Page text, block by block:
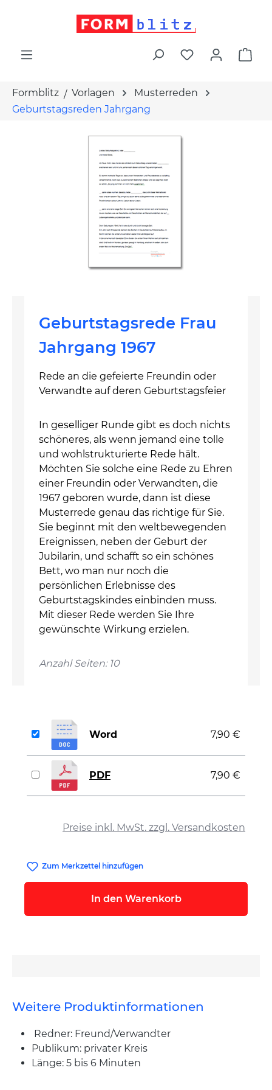
Formblitz Vorlagen
Musterreden
Geburtstagsreden Jahrgang
Geburtstagsrede Frau
Jahrgang 1967
Rede an die gefeierte Freundin oder
Verwandte auf deren Geburtstagsfeier
In geselliger Runde gibt es doch nichts
schöneres, als wenn jemand eine tolle
und wohlstrukturierte Rede hält.
Möchten Sie solche eine Rede zu Ehren
einer Freundin oder Verwandten, die
1967 geboren wurde, dann ist diese
Musterrede genau das richtige für Sie.
Sie beginnt mit den weltbewegenden
Ereignissen, neben der Geburt der
Jubilarin, und schafft so ein schönes
Bett, wo man nur noch die
persönlichen Erlebnisse des
Geburtstagskindes einbinden muss.
Mit dieser Rede werden Sie Ihre
gewünschte Wirkung erzielen.
Anzahl Seiten: 10
Preise inkl. MwSt. zzgl. Versandkosten
Word 7,90 €
PDF 7,90 €
Zum Merkzettel hinzufügen
In den Warenkorb
Weitere Produktinformationen
Redner: Freund/Verwandter
Publikum: privater Kreis
Länge: 5 bis 6 Minuten